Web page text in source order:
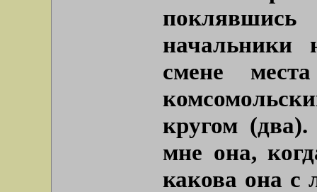
начальники
смене
кругом
мне она,
какова она с